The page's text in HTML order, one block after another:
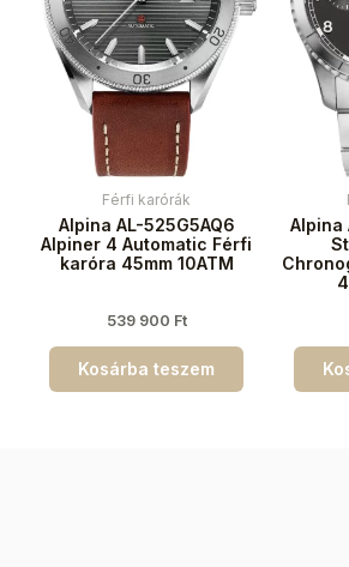
Férfi karórák
Alpina AL-525G5AQ6
Alpiner 4 Automatic Férfi
karóra 45mm 10ATM
539 900 Ft
Kosárba teszem
Alpina